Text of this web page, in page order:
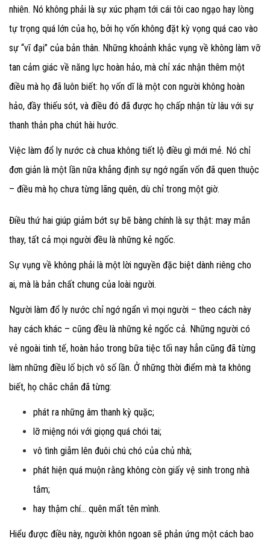
nhiên. Nó không phải là sự xúc phạm tới cái tôi cao ngạo hay lòng
tự trọng quá lớn của họ, bởi họ vốn không đặt kỳ vọng quá cao vào
sự “vĩ đại” của bản thân. Những khoảnh khắc vụng về không làm vỡ
tan cảm giác về năng lực hoàn hảo, mà chỉ xác nhận thêm một
điều mà họ đã luôn biết: họ vốn dĩ là một con người không hoàn
hảo, đầy thiếu sót, và điều đó đã được họ chấp nhận từ lâu với sự
thanh thản pha chút hài hước.
Việc làm đổ ly nước cà chua không tiết lộ điều gì mới mẻ. Nó chỉ
đơn giản là một lần nữa khẳng định sự ngớ ngẩn vốn đã quen thuộc
– điều mà họ chưa từng lãng quên, dù chỉ trong một giờ.
Điều thứ hai giúp giảm bớt sự bẽ bàng chính là sự thật: may mắn
thay, tất cả mọi người đều là những kẻ ngốc.
Sự vụng về không phải là một lời nguyền đặc biệt dành riêng cho
ai, mà là bản chất chung của loài người.
Người làm đổ ly nước chỉ ngớ ngẩn vì mọi người – theo cách này
hay cách khác – cũng đều là những kẻ ngốc cả. Những người có
vẻ ngoài tinh tế, hoàn hảo trong bữa tiệc tối nay hẳn cũng đã từng
làm những điều lố bịch vô số lần. Ở những thời điểm mà ta không
biết, họ chắc chắn đã từng:
phát ra những âm thanh kỳ quặc;
lỡ miệng nói với giọng quá chói tai;
vô tình giẫm lên đuôi chú chó của chủ nhà;
phát hiện quá muộn rằng không còn giấy vệ sinh trong nhà
tắm;
hay thậm chí… quên mất tên mình.
Hiểu được điều này, người khôn ngoan sẽ phản ứng một cách bao